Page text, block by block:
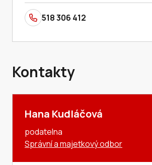
518 306 412
Kontakty
Hana Kudláčová
podatelna
Správní a majetkový odbor